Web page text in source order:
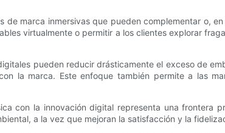
marca inmersivas que pueden complementar o,
virtualmente o permitir a los clientes explorar
pueden reducir drásticamente el exceso de
la marca. Este enfoque también permite a las
con la innovación digital representa una frontera
a la vez que mejoran la satisfacción y la